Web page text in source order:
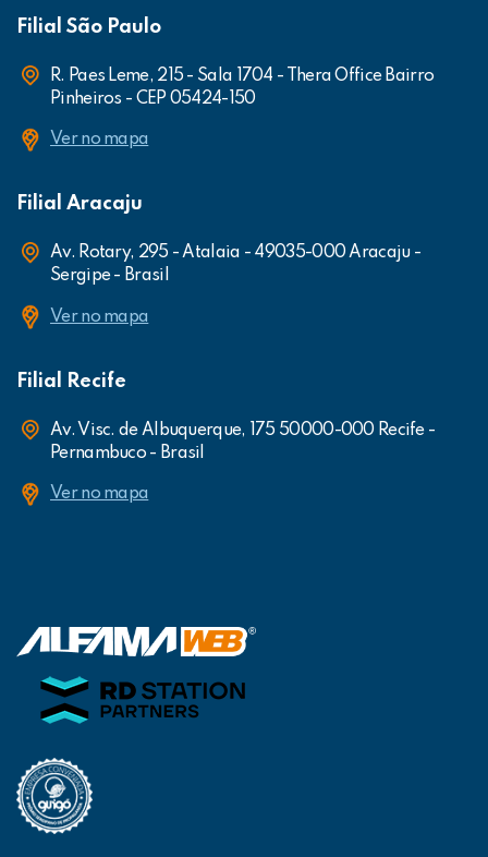
Filial São Paulo
R. Paes Leme, 215 - Sala 1704 - Thera Office Bairro
Pinheiros - CEP 05424-150
Ver no mapa
Filial Aracaju
Av. Rotary, 295 - Atalaia - 49035-000 Aracaju -
Sergipe - Brasil
Ver no mapa
Filial Recife
Av. Visc. de Albuquerque, 175 50000-000 Recife -
Pernambuco - Brasil
Ver no mapa